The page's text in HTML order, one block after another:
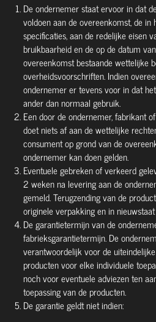
De ondernemer staat ervoor in dat
voldoen aan de overeenkomst, de in
specificaties, aan de redelijke eisen
bruikbaarheid en de op de datum
overeenkomst bestaande wettelijke
overheidsvoorschriften. Indien
ondernemer er tevens voor in dat
ander dan normaal gebruik.
Een door de ondernemer, fabrikant
doet niets af aan de wettelijke
consument op grond van de
ondernemer kan doen gelden.
Eventuele gebreken of verkeerd
2 weken na levering aan de
gemeld. Terugzending van de
originele verpakking en in
De garantietermijn van de
fabrieksgarantietermijn. De
verantwoordelijk voor de
producten voor elke individuele
noch voor eventuele adviezen ten
toepassing van de producten.
De garantie geldt niet indien: